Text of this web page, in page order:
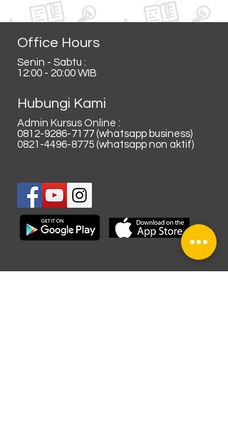
Office Hours
Senin - Sabtu :
12:00 - 20:00 WIB
Hubungi Kami
Admin Kursus Online :
0812-9286-7177 (whatsapp business)
0821-4496-8775 (whatsapp non aktif)